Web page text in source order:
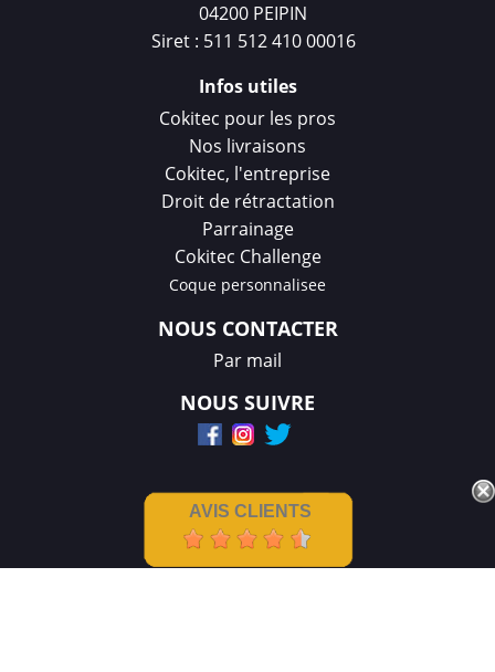
04200 PEIPIN
Siret : 511 512 410 00016
Infos utiles
Cokitec pour les pros
Nos livraisons
Cokitec, l'entreprise
Droit de rétractation
Parrainage
Cokitec Challenge
Coque personnalisee
NOUS CONTACTER
Par mail
NOUS SUIVRE
AVIS CLIENTS